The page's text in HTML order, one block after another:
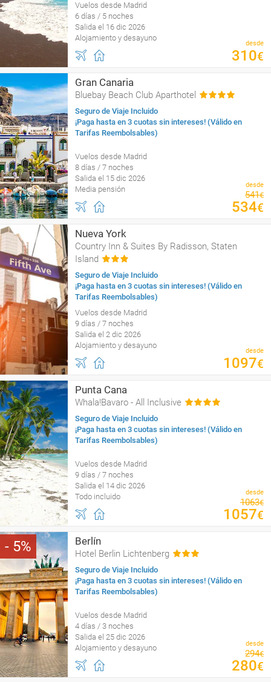
Vuelos desde Madrid
6 días / 5 noches
Salida el 16 dic 2026
Alojamiento y desayuno
desde
310€
Gran Canaria
Bluebay Beach Club Aparthotel
Seguro de Viaje Incluido
¡Paga hasta en 3 cuotas sin intereses! (Válido en
Tarifas Reembolsables)
Vuelos desde Madrid
8 días / 7 noches
Salida el 15 dic 2026
Media pensión
desde
541€
534€
Nueva York
Country Inn & Suites By Radisson, Staten
Island
Seguro de Viaje Incluido
¡Paga hasta en 3 cuotas sin intereses! (Válido en
Tarifas Reembolsables)
Vuelos desde Madrid
9 días / 7 noches
Salida el 2 dic 2026
Alojamiento y desayuno
desde
1097€
Punta Cana
Whala!Bavaro - All Inclusive
Seguro de Viaje Incluido
¡Paga hasta en 3 cuotas sin intereses! (Válido en
Tarifas Reembolsables)
Vuelos desde Madrid
9 días / 7 noches
Salida el 14 dic 2026
Todo incluido
desde
1063€
1057€
5 Berlín
Hotel Berlin Lichtenberg
Seguro de Viaje Incluido
¡Paga hasta en 3 cuotas sin intereses! (Válido en
Tarifas Reembolsables)
Vuelos desde Madrid
4 días / 3 noches
Salida el 25 dic 2026
Alojamiento y desayuno
desde
294€
280€